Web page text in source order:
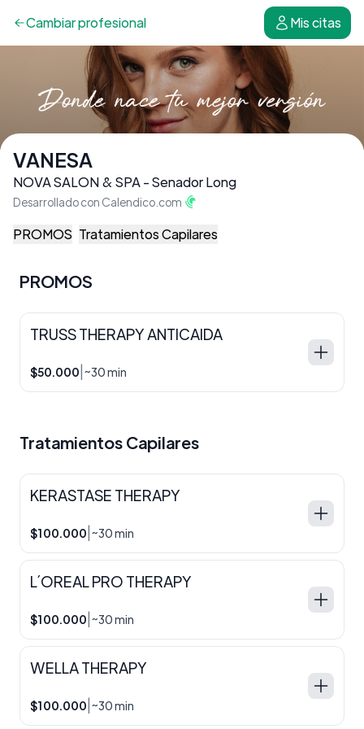
Cambiarprofesional Mis citas
VANESA
NOVA SALON & SPA - Senador Long
Desarrollado con Calendico.com
PROMOS Tratamientos Capilares
PROMOS
TRUSS THERAPY ANTICAIDA
$50.000 ~30 min
Tratamientos Capilares
KERASTASE THERAPY
$100.000 ~30 min
L´OREAL PRO THERAPY
$100.000 ~30 min
WELLA THERAPY
$100.000 ~30 min